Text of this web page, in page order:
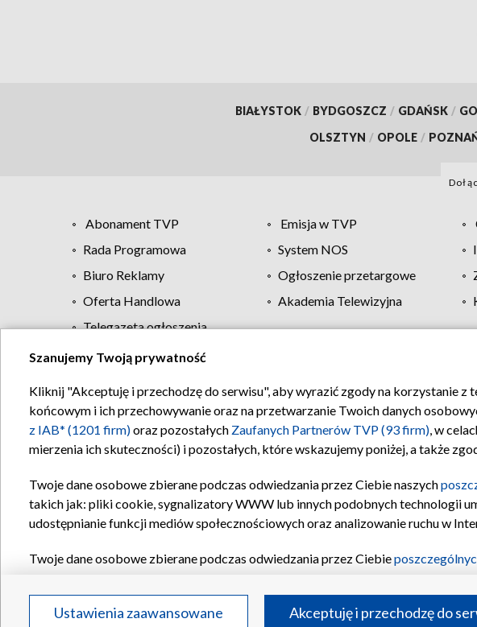
BIAŁYSTOK / BYDGOSZCZ / GDAŃSK /
OLSZTYN / OPOLE /
Abonament TVP Emisja w TVP
Rada Programowa
System NOS
Biuro Reklamy
Ogłoszenie przetargowe
Oferta Handlowa
Akademia Telewizyjna
Telegazeta ogłoszenia
Regulamin TVP Polityka prywatności
Szanujemy Twoją prywatność
Kliknij "Akceptuję i przechodzę do serwisu", aby wyrazić zgody na korzystanie
końcowym i ich przechowywanie oraz na przetwarzanie Twoich danych
z IAB* (1201 firm)oraz pozostałych Zaufanych Partnerów TVP (93 firm), w
mierzenia ich skuteczności) i pozostałych, które wskazujemy poniżej, a także
Twoje dane osobowe zbierane podczas odwiedzania przez Ciebie naszych
takich jak: pliki cookie, sygnalizatory WWW lub innych podobnych technologii
udostępnianie funkcji mediów społecznościowych oraz analizowanie ruchu w
Twoje dane osobowe zbierane podczas odwiedzania przez Ciebie
Partnerów TVPdla realizacji następujących celów i funkcji: przechowywania
reklam, tworzenia profilu spersonalizowanych reklam, tworzenia profilu
Ustawienia zaawansowane Akceptuję i przechodzę do